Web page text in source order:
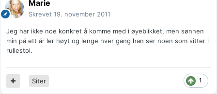
Marie
Skrevet 19. november 2011
Jeg har ikke noe konkret å komme med i øyeblikket, men sønnen
min på ett år ler høyt og lenge hver gang han ser noen som sitter i
rullestol.
1
Siter